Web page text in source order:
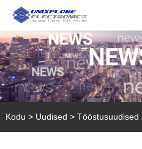
Kodu > Uudised > Tööstusuudised